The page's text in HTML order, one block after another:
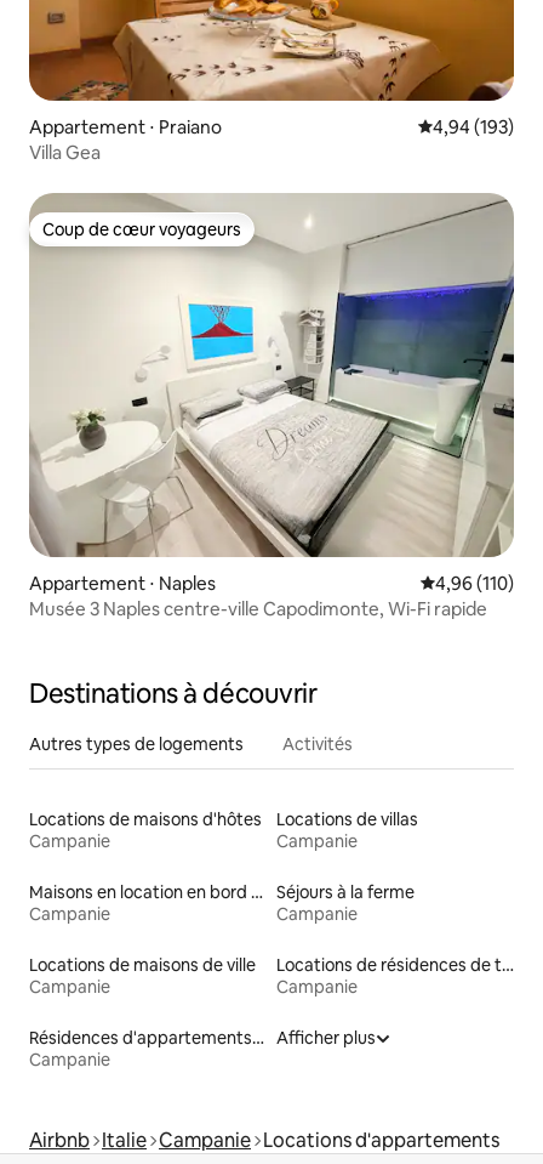
Appartement ⋅ Praiano Évaluation
4,94 (193)
Villa Gea
Coup de cœur voyageurs
Coup de cœur voyageurs
Appartement ⋅ Naples Évaluation
4,96 (110)
Musée 3 Naples centre-ville Capodimonte, Wi-Fi rapide
Destinations à découvrir
Autres types de logements Activités
Locations de maisons d'hôtes
Campanie
Locations de villas
Campanie
Maisons en location en bord de mer
Campanie
Séjours à la ferme
Campanie
Locations de maisons de ville
Campanie
Locations de résidences de tourisme
Campanie
Résidences d'appartements en location
Campanie
Afficher plus
Airbnb Italie Campanie Locations d'appartements